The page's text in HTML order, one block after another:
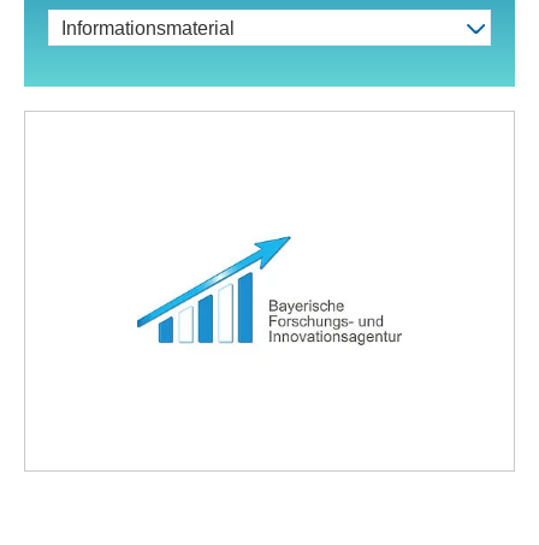
Informationsmaterial